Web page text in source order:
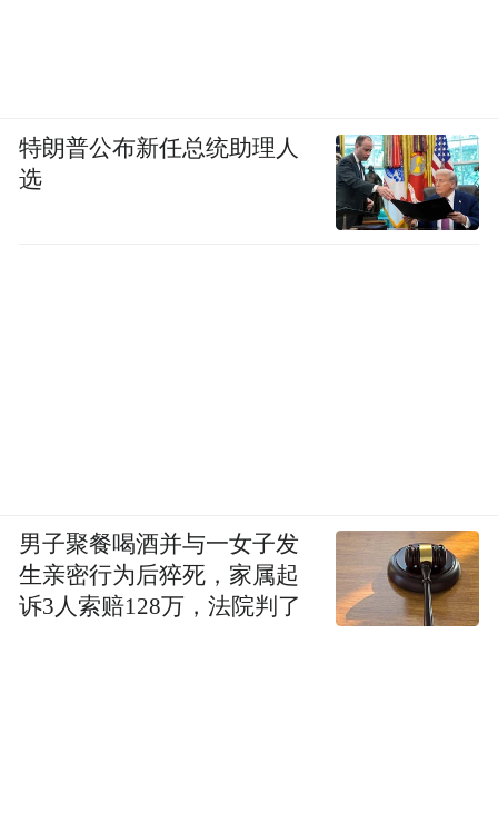
特朗普公布新任总统助理人
选
男子聚餐喝酒并与一女子发
生亲密行为后猝死，家属起
诉3人索赔128万，法院判了